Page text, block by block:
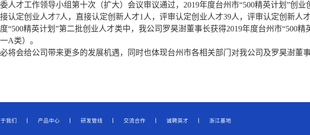
人才工作领导小组第十次（扩大）会议审议通过， 2019年度台州市“500精英计划”创业
认定创业人才7人，直接认定创新人才1 人，评审认定创业人才39人，评审认定创新人才
“500精英计划”第二批创业人才类中，我公司罗昊澍董事长获得2019年度台州市“500精
A类）。
将会给公司带来更多的发展机遇，同时也体现台州市各相关部门对我公司及罗昊澍董
我们 产品中心 研发管线 交流合作 诚聘英才 浙江基地